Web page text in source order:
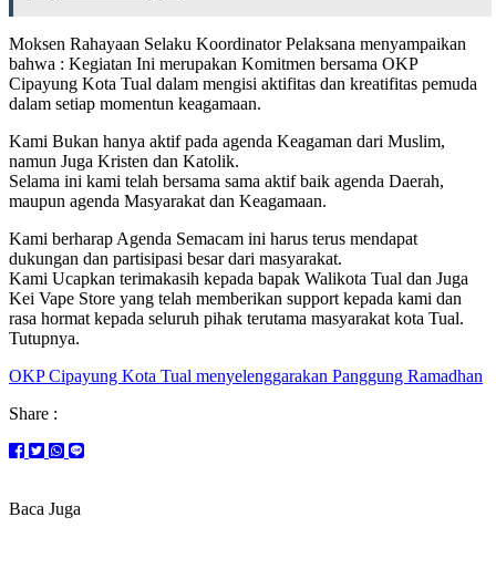
Moksen Rahayaan Selaku Koordinator Pelaksana menyampaikan
bahwa : Kegiatan Ini merupakan Komitmen bersama OKP
Cipayung Kota Tual dalam mengisi aktifitas dan kreatifitas pemuda
dalam setiap momentun keagamaan.
Kami Bukan hanya aktif pada agenda Keagaman dari Muslim,
namun Juga Kristen dan Katolik.
Selama ini kami telah bersama sama aktif baik agenda Daerah,
maupun agenda Masyarakat dan Keagamaan.
Kami berharap Agenda Semacam ini harus terus mendapat
dukungan dan partisipasi besar dari masyarakat.
Kami Ucapkan terimakasih kepada bapak Walikota Tual dan Juga
Kei Vape Store yang telah memberikan support kepada kami dan
rasa hormat kepada seluruh pihak terutama masyarakat kota Tual.
Tutupnya.
OKP Cipayung Kota Tual menyelenggarakan Panggung Ramadhan
Share :
Baca Juga